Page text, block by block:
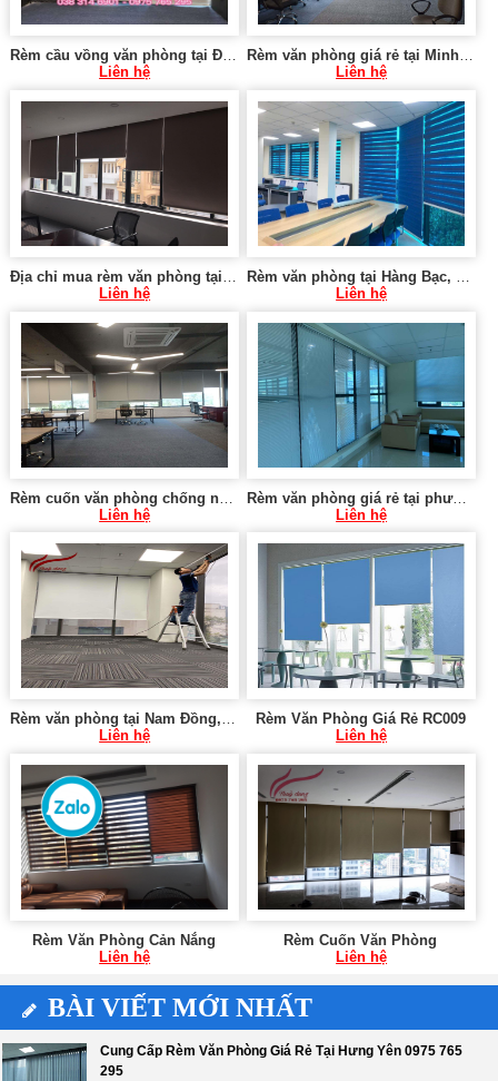
Rèm cầu vồng văn phòng tại Đường Bưởi, Tây Hồ
Liên hệ
Rèm văn phòng giá rẻ tại Minh Khai, Hai Bà Trưng Hà Nội
Liên hệ
Liên hệ
Liên hệ
Rèm cuốn văn phòng chống nắng tại phường Tân Mai, Hoàng Mai
Liên hệ
Rèm văn phòng giá rẻ tại phường Phương Mai, Đống Đa
Liên hệ
Rèm văn phòng tại Nam Đồng, Đống Đa
Liên hệ
Rèm Văn Phòng Giá Rẻ RC009
Liên hệ
Rèm Văn Phòng Cản Nắng
Liên hệ
Rèm Cuốn Văn Phòng
Liên hệ
BÀI VIẾT MỚI NHẤT
Cung Cấp Rèm Văn Phòng Giá Rẻ Tại Hưng Yên 0975 765
295